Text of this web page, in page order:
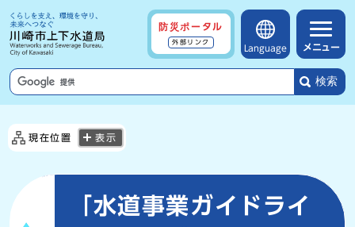
防災ポータル
外部リンク
Language メニュー
検索
現在位置 表示
「水道事業ガイドライ